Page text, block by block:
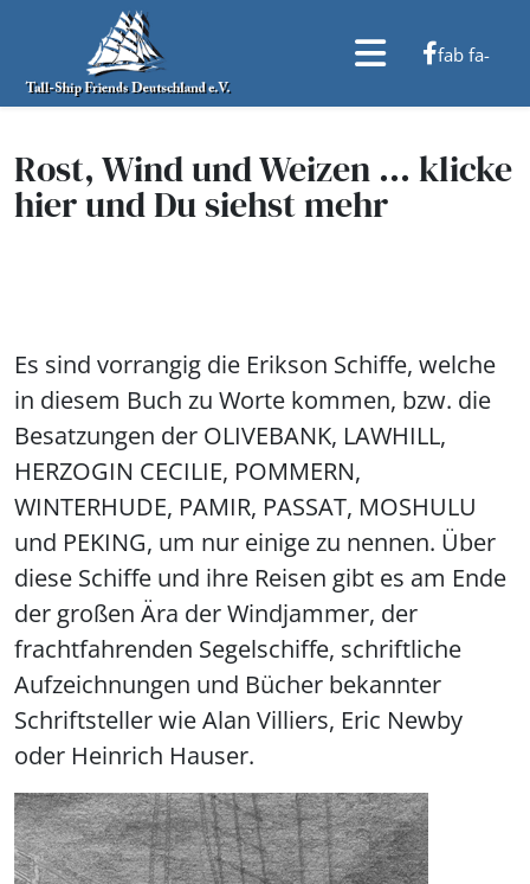
fab fa-
Rost, Wind und Weizen ... klicke
hier und Du siehst mehr
Es sind vorrangig die Erikson Schiffe, welche
in diesem Buch zu Worte kommen, bzw. die
Besatzungen der OLIVEBANK, LAWHILL,
HERZOGIN CECILIE, POMMERN,
WINTERHUDE, PAMIR, PASSAT, MOSHULU
und PEKING, um nur einige zu nennen. Über
diese Schiffe und ihre Reisen gibt es am Ende
der großen Ära der Windjammer, der
frachtfahrenden Segelschiffe, schriftliche
Aufzeichnungen und Bücher bekannter
Schriftsteller wie Alan Villiers, Eric Newby
oder Heinrich Hauser.